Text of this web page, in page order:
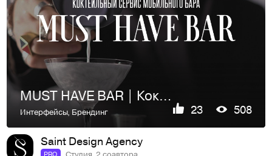
MUST HAVE BAR | Коктейльный сервис для людей и брендов
Интерфейсы, Брендинг 23 508
Saint Design Agency